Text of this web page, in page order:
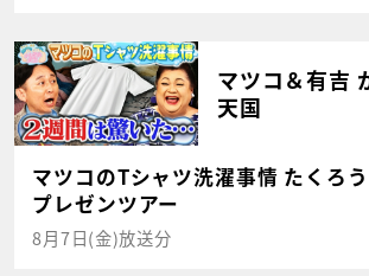
マツコ＆有吉
天国
マツコのTシャツ洗濯事情 たくろ
プレゼンツアー
8月7日(金)放送分